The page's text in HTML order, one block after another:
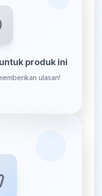
produk ini
ulasan!